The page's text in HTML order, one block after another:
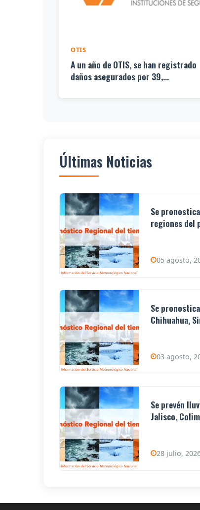
OTIS
A un año de OTIS, se han registrado
daños asegurados por 39,...
Últimas Noticias
Se
regiones del
05 agosto,
Se
Chihuahua,
03 agosto,
Se prevén
Jalisco,
28 julio,